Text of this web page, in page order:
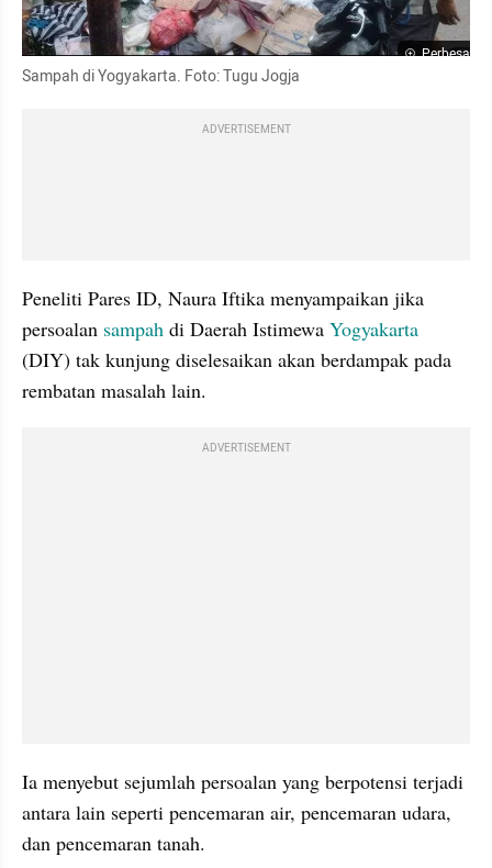
Perbesar
Sampah di Yogyakarta. Foto: Tugu Jogja
ADVERTISEMENT
Peneliti Pares ID, Naura Iftika menyampaikan jika
persoalan sampah di Daerah Istimewa Yogyakarta
(DIY) tak kunjung diselesaikan akan berdampak pada
rembatan masalah lain.
ADVERTISEMENT
Ia menyebut sejumlah persoalan yang berpotensi terjadi
antara lain seperti pencemaran air, pencemaran udara,
dan pencemaran tanah.